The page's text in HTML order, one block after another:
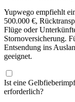
Yupwego empfiehlt
500.000 €,
Flüge oder
Stornoversicherung.
Entsendung ins
geeignet.
Ist eine
erforderlich?